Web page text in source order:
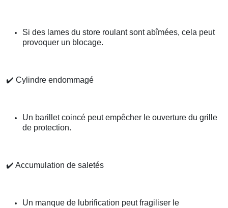
Si des lames du store roulant sont abîmées, cela peut
provoquer un blocage.
✔️ Cylindre endommagé
Un barillet coincé peut empêcher le ouverture du grille
de protection.
✔️ Accumulation de saletés
Un manque de lubrification peut fragiliser le